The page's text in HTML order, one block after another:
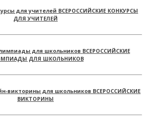
ВСЕРОССИЙСКИЕ КОНКУРСЫ
ДЛЯ УЧИТЕЛЕЙ
ВСЕРОССИЙСКИЕ
ДЛЯ ШКОЛЬНИКОВ
ВСЕРОССИЙСКИЕ
ВИКТОРИНЫ